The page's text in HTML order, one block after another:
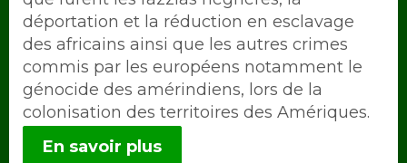
déportation et la réduction en esclavage
des africains ainsi que les autres crimes
commis par les européens notamment le
génocide des amérindiens, lors de la
colonisation des territoires des Amériques.
En savoir plus